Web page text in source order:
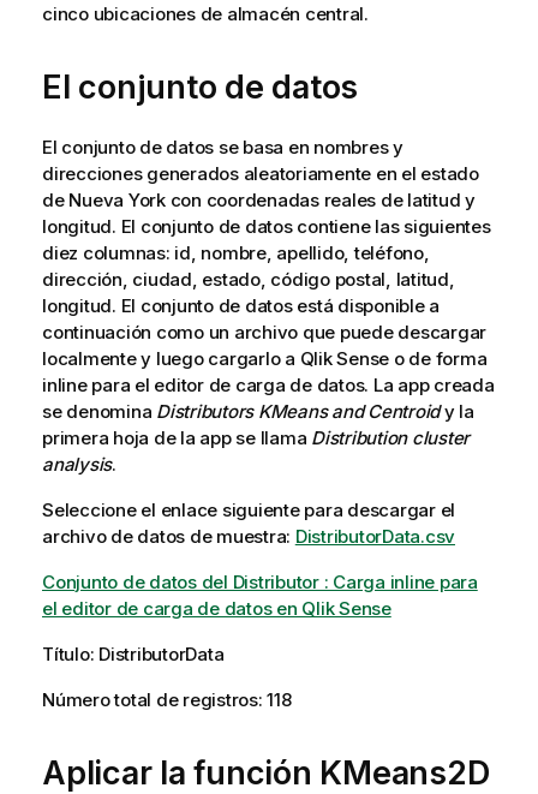
cinco ubicaciones de almacén central.
El conjunto de datos
El conjunto de datos se basa en nombres y
direcciones generados aleatoriamente en el estado
de Nueva York con coordenadas reales de latitud y
longitud. El conjunto de datos contiene las siguientes
diez columnas: id, nombre, apellido, teléfono,
dirección, ciudad, estado, código postal, latitud,
longitud. El conjunto de datos está disponible a
continuación como un archivo que puede descargar
localmente y luego cargarlo a Qlik Sense o de forma
inline para el editor de carga de datos. La app creada
se denomina Distributors KMeans and Centroidy la
primera hoja de la app se llama Distribution cluster
analysis.
Seleccione el enlace siguiente para descargar el
archivo de datos de muestra: DistributorData.csv
Conjunto de datos del Distributor : Carga inline para
el editor de carga de datos en Qlik Sense
Título: DistributorData
Número total de registros: 118
Aplicar la función KMeans2D